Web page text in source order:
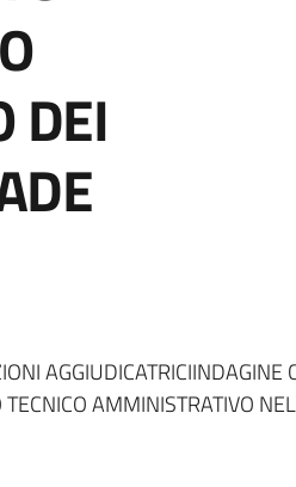
DEI
AGGIUDICATRICIINDAGINE
AMMINISTRATIVO